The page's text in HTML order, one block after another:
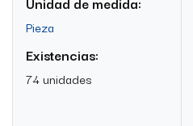
Pieza
Existencias:
74 unidades